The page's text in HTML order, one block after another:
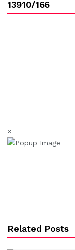
13910/166
×
Related Posts